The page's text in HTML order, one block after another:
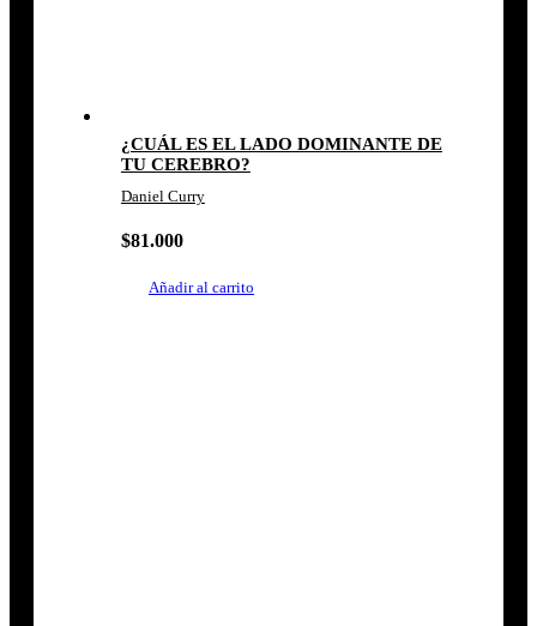
¿CUÁL ES EL LADO DOMINANTE DE
TU CEREBRO?
Daniel Curry
$81.000
Añadir al carrito